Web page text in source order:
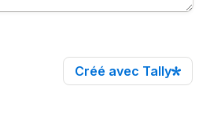
Créé avec Tally